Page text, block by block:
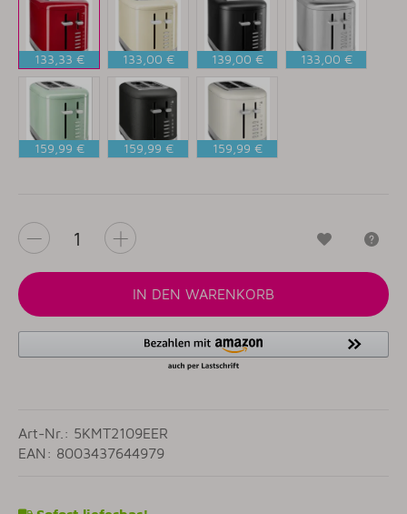
EMPIRE
ROT
133,33 €
CREME
133,00 €
MATT
SCHWARZ
139,00 € 133,00 €
159,99 €
SCHWARZ
159,99 € 159,99 €
IN DEN WARENKORB
Art-Nr.: 5KMT2109EER
EAN: 8003437644979